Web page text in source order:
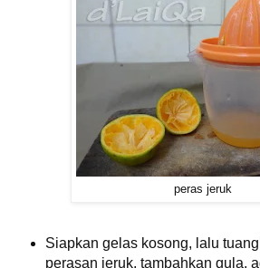
peras jeruk
Siapkan gelas kosong, lalu
perasan jeruk, tambahkan gula,